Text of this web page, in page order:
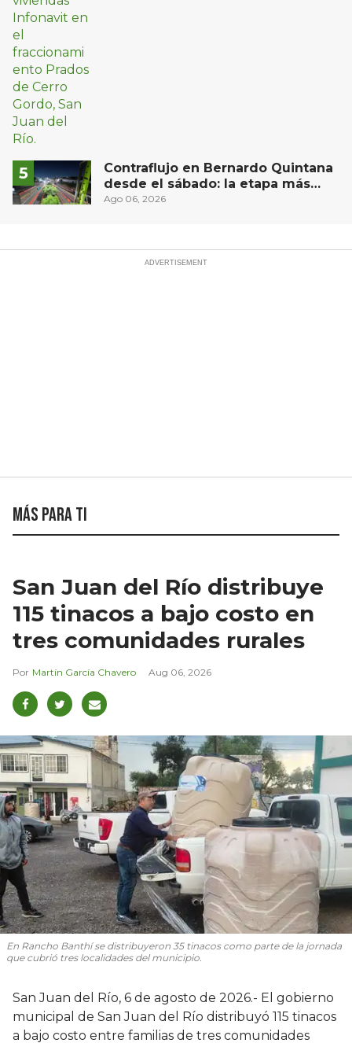
Contraflujo en Bernardo Quintana
desde el sábado: la etapa más
compleja del operativo vial
Ago 06, 2026
Más para ti
San Juan del Río distribuye
115 tinacos a bajo costo en
tres comunidades rurales
Martín García Chavero Aug 06, 2026
En Rancho Banthí se distribuyeron 35 tinacos como parte de la jornada
que cubrió tres localidades del municipio.
San Juan del Río, 6 de agosto de 2026.- El gobierno
municipal de San Juan del Río distribuyó 115 tinacos
a bajo costo entre familias de tres comunidades